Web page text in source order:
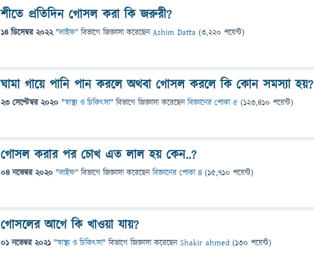
শীতে প্রতিদিন গোসল করা কি জরুরী?
14 ডিসেম্বর 2022 "লাইফ" বিভাগে জিজ্ঞাসাকরেছেনAshim Datta (3,220 পয়েন্ট)
ঘামা গায়ে পানি পান করলে অথবা গোসল করলে কি কোন সমস্যা হয়?
23 সেপ্টেম্বর 2020 "স্বাস্থ্য ও চিকিৎসা" বিভাগে জিজ্ঞাসাকরেছেনবিজ্ঞানের পোকা ৫ (123,410 পয়েন্ট)
গোসল করার পর চোখ এত লাল হয় কেন..?
04 নভেম্বর 2020 "লাইফ" বিভাগে জিজ্ঞাসাকরেছেনবিজ্ঞানের পোকা ৪ (15,710 পয়েন্ট)
গোসলের আগে কি খাওয়া যায়?
01 নভেম্বর 2021 "স্বাস্থ্য ও চিকিৎসা" বিভাগে জিজ্ঞাসাকরেছেনShakir ahmed (130 পয়েন্ট)